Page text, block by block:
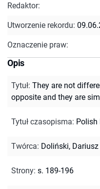
Redaktor:
Utworzenie rekordu:
Oznaczenie praw:
Opis
Tytuł: They are not
opposite and they are
Tytuł czasopisma: Polish
Twórca: Doliński, Dariusz
Strony: s. 189-196